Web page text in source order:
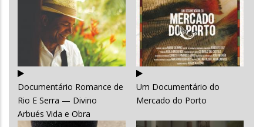
Documentário Romance de
Rio E Serra — Divino
Arbués Vida e Obra
Um Documentário do
Mercado do Porto